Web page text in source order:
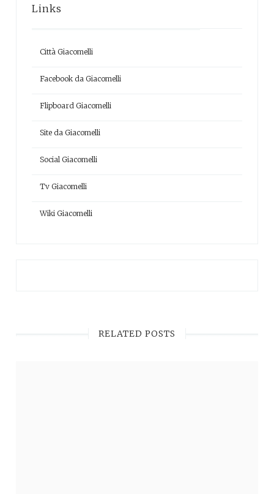
Links
Città Giacomelli
Facebook da Giacomelli
Flipboard Giacomelli
Site da Giacomelli
Social Giacomelli
Tv Giacomelli
Wiki Giacomelli
RELATED POSTS